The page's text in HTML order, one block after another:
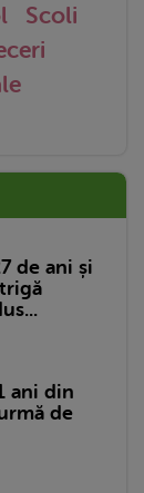
Scoli
de ani și
ani din
de